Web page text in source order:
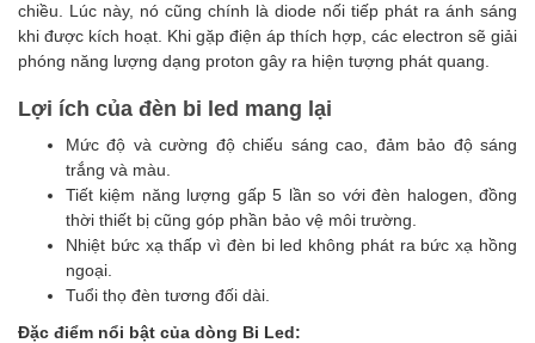
chiều. Lúc này, nó cũng chính là diode nối tiếp phát ra ánh sáng
khi được kích hoạt. Khi gặp điện áp thích hợp, các electron sẽ giải
phóng năng lượng dạng proton gây ra hiện tượng phát quang.
Lợi ích của đèn bi led mang lại
Mức độ và cường độ chiếu sáng cao, đảm bảo độ sáng
trắng và màu.
Tiết kiệm năng lượng gấp 5 lần so với đèn halogen, đồng
thời thiết bị cũng góp phần bảo vệ môi trường.
Nhiệt bức xạ thấp vì đèn bi led không phát ra bức xạ hồng
ngoại.
Tuổi thọ đèn tương đối dài.
Đặc điểm nổi bật của dòng Bi Led: